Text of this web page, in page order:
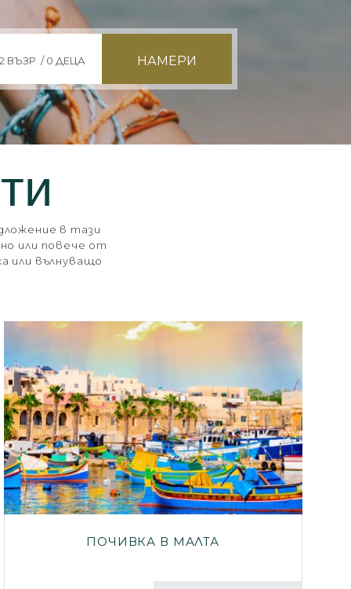
2 ВЪЗР. / 0 ДЕЦА НАМЕРИ
в тази
или повече от
или вълнуващо
ПОЧИВКА В МАЛТА